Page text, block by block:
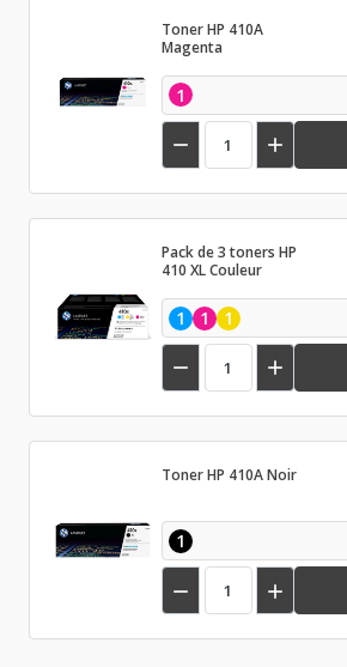
Toner HP 410A
Magenta
1
 
Pack de 3 toners HP
410 XL Couleur
1 1 1
 
Toner HP 410A Noir
1
 